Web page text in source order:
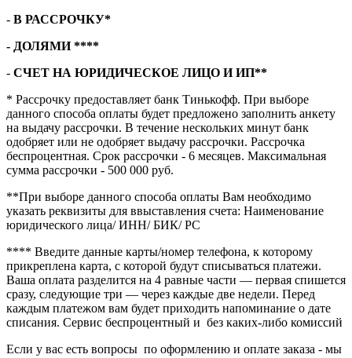
- В РАССРОЧКУ*
- ДОЛЯМИ ****
- СЧЕТ НА ЮРИДИЧЕСКОЕ ЛИЦО И ИП**
* Рассрочку предоставляет банк Тинькофф. При выборе
данного способа оплаты будет предложено заполнить анкету
на выдачу рассрочки. В течение нескольких минут банк
одобряет или не одобряет выдачу рассрочки. Рассрочка
беспроцентная. Срок рассрочки - 6 месяцев. Максимальная
сумма рассрочки - 500 000 руб.
**При выборе данного способа оплаты Вам необходимо
указать реквизиты для ввыставления счета: Наименование
юридического лица/ ИНН/ БИК/ РС
**** Введите данные карты/номер телефона, к которому
прикреплена карта, с которой будут списываться платежи.
Ваша оплата разделится на 4 равные части — первая спишется
сразу, следующие три — через каждые две недели. Перед
каждым платежом вам будет приходить напоминание о дате
списания. Сервис беспроцентный и без каких-либо комиссий
Если у вас есть вопросы по оформлению и оплате заказа - мы